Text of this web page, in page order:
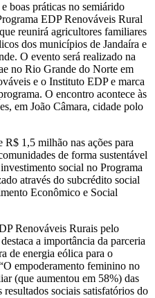
boas práticas no semiárido
EDP Renováveis Rural
reunirá agricultores familiares
dos municípios de Jandaíra e
O evento será realizado na
no Rio Grande do Norte em
e o Instituto EDP e marca
O encontro acontece às
em João Câmara, cidade polo
1,5 milhão nas ações para
de forma sustentável
social no Programa
através do subcrédito social
Econômico e Social
Renováveis Rurais pelo
a importância da parceria
de energia eólica para o
empoderamento feminino no
(que aumentou em 58%) das
sociais satisfatórios do